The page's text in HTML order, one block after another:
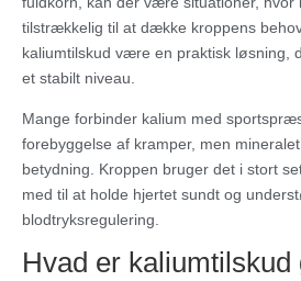
tilstrækkelig til at dække kroppens
kaliumtilskud være en praktisk løsning,
et stabilt niveau.
Mange forbinder kalium med
forebyggelse af kramper, men
betydning. Kroppen bruger det i stort
med til at holde hjertet sundt og
blodtryksregulering.
Hvad er kaliumtilskud